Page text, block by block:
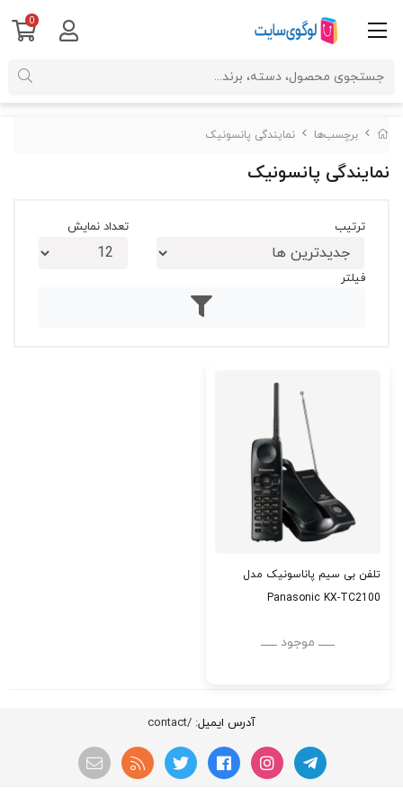
برچسب‌ها نمایندگی پانسونیک
نمایندگی پانسونیک
ترتیب تعداد نمایش
فیلتر
تلفن بی سیم پاناسونیک مدل
Panasonic KX-TC2100
ــــــ موجود ــــــ
آدرس ایمیل: /contact
0